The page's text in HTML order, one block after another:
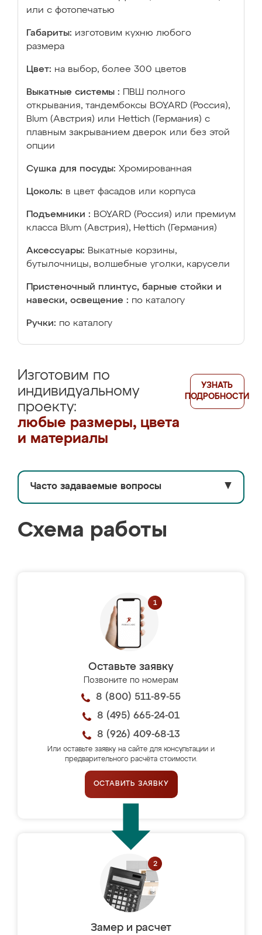
или с фотопечатью
Габариты: изготовим кухню любого
размера
Цвет: на выбор, более 300 цветов
Выкатные системы :
ПВШ полного
открывания, тандембоксы BOYARD (Россия),
Blum (Австрия) или Hettich (Германия) с
плавным закрыванием дверок или без этой
опции
Сушка для посуды: Хромированная
Цоколь: в цвет фасадов или корпуса
Подъемники : BOYARD (Россия) или премиум
класса Blum (Австрия), Hettich (Германия)
Аксессуары: Выкатные корзины,
бутылочницы, волшебные уголки, карусели
Пристеночный плинтус, барные стойки и
навески, освещение : по каталогу
Ручки: по каталогу
Изготовим по
индивидуальному
проекту:
любые размеры, цвета
и материалы
УЗНАТЬ
ПОДРОБНОСТИ
Часто задаваемые вопросы ▼
Схема работы
Оставьте заявку
Позвоните по номерам
8 (800) 511-89-55
8 (495) 665-24-01
8 (926) 409-68-13
Или оставьте заявку на сайте для консультации и
предварительного расчёта стоимости.
ОСТАВИТЬ ЗАЯВКУ
Замер и расчет